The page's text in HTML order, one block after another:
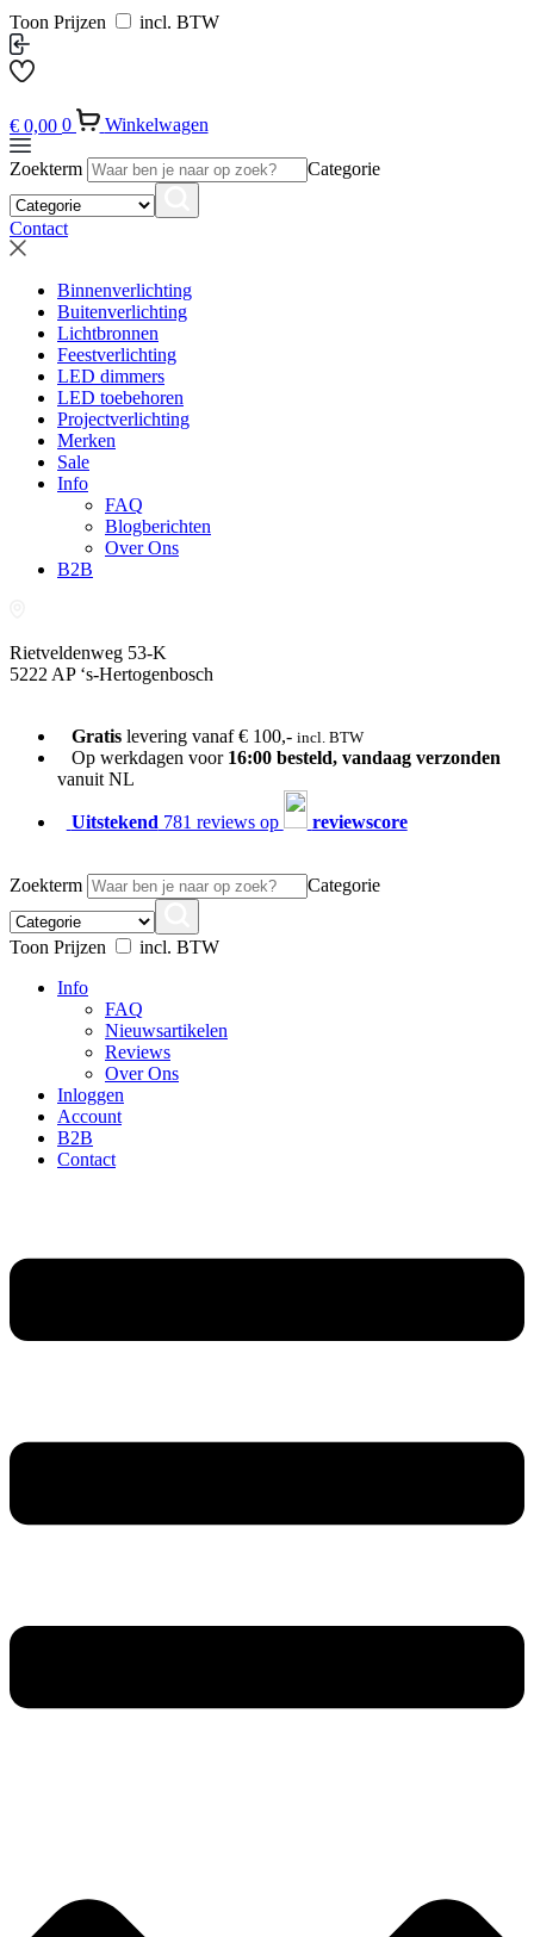
Toon Prijzen incl. BTW
€ 0,00 0 Winkelwagen
Zoekterm Categorie
Contact
Binnenverlichting
Buitenverlichting
Lichtbronnen
Feestverlichting
LED dimmers
LED toebehoren
Projectverlichting
Merken
Sale
Info
FAQ
Blogberichten
Over Ons
B2B
Rietveldenweg 53-K
5222 AP ‘s-Hertogenbosch
Gratislevering vanaf € 100,- incl. BTW
Op werkdagen voor 16:00 besteld, vandaag verzonden
vanuit NL
Uitstekend 781 reviews op reviewscore
Zoekterm Categorie
Toon Prijzen
incl. BTW
Info
FAQ
Nieuwsartikelen
Reviews
Over Ons
Inloggen
Account
B2B
Contact